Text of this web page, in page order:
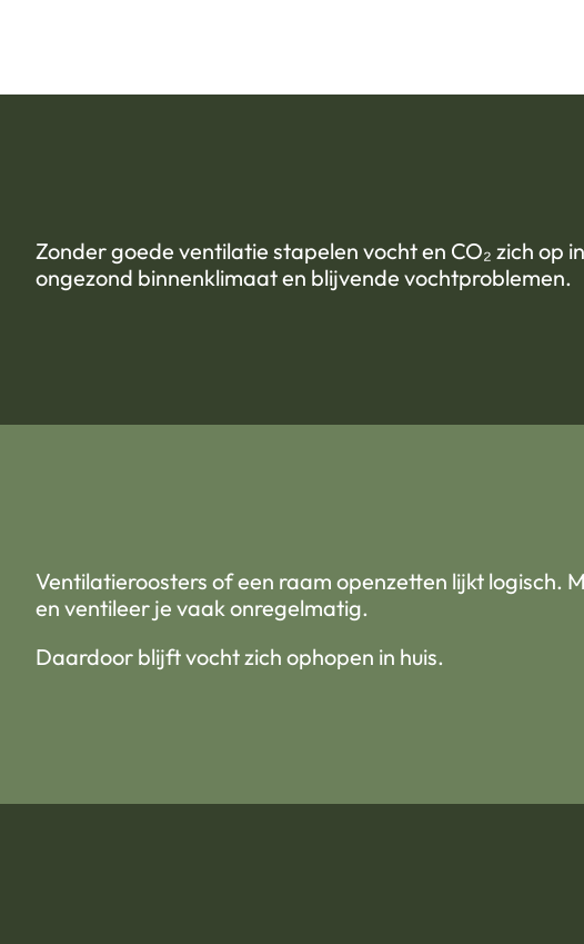
Zonder goede ventilatie stapelen vocht en CO₂ zich op
ongezond binnenklimaat en blijvende vochtproblemen.
Ventilatieroosters of een raam openzetten lijkt logisch.
en ventileer je vaak onregelmatig.
Daardoor blijft vocht zich ophopen in huis.